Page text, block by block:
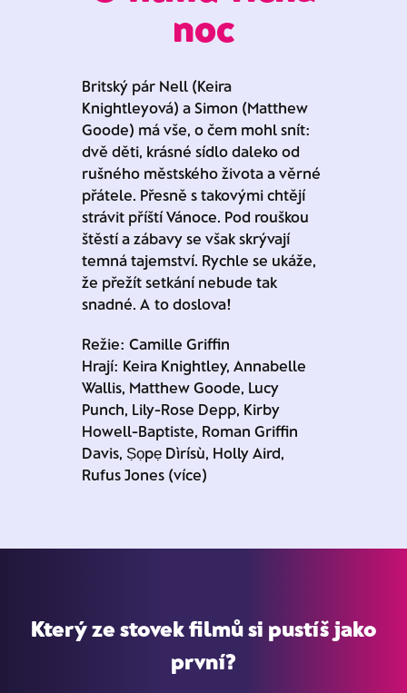
noc
Britský pár Nell (Keira
Knightleyová) a Simon (Matthew
Goode) má vše, o čem mohl snít:
dvě děti, krásné sídlo daleko od
rušného městského života a věrné
přátele. Přesně s takovými chtějí
strávit příští Vánoce. Pod rouškou
štěstí a zábavy se však skrývají
temná tajemství. Rychle se ukáže,
že přežít setkání nebude tak
snadné. A to doslova!
Režie: Camille Griffin
Hrají: Keira Knightley, Annabelle
Wallis, Matthew Goode, Lucy
Punch, Lily-Rose Depp, Kirby
Howell-Baptiste, Roman Griffin
Davis, Ṣọpẹ Dìrísù, Holly Aird,
Rufus Jones (více)
Který ze stovek filmů si pustíš jako
první?